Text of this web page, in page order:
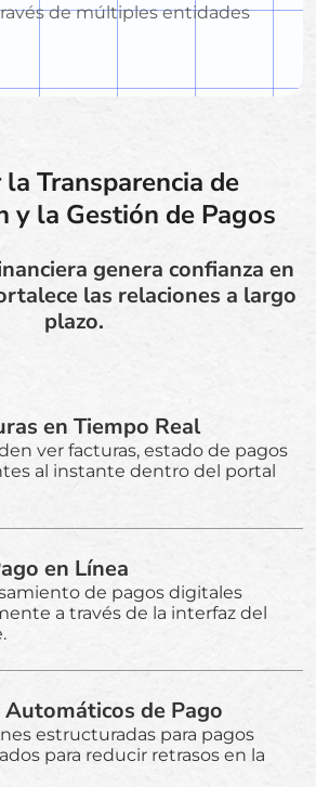
de múltiples entidades
Transparencia de
y la Gestión de Pagos
genera confianza en
las relaciones a largo
plazo.
en Tiempo Real
ver facturas, estado de pagos
al instante dentro del portal
en Línea
de pagos digitales
a través de la interfaz del
de Pago
estructuradas para pagos
para reducir retrasos en la